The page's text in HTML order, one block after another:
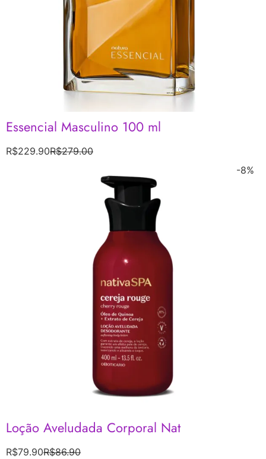
Essencial Masculino 100 ml
R$279.00
R$229.90
-8%
Loção Aveludada Corporal Nat
R$86.90
R$79.90